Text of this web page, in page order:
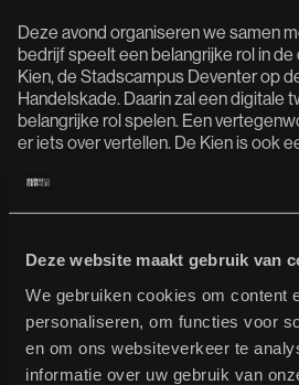
Deze website maakt gebruik van
We gebruiken cookies om content
personaliseren, om functies voor
en om ons websiteverkeer te
informatie over uw gebruik van
Deze avond organiseren we samen
bedrijf speelt een belangrijke rol in
Kien, de Stadscampus Deventer op
Handelskade. Daarin zal een digitale
belangrijke rol spelen. Een
er iets over vertellen. De Kien is ook
een nieuw groot
van de trekkers is: GROUNDED.
brengen hoe onze omgeving boven
van de kwaliteit van onze
toekomstbestendige oplossing te
klimaatvraagstuk in 2050. Kortom,
en de echte wereld van onze
Dubio zal de livemuziek verzorgen
de pauze op als moderator.